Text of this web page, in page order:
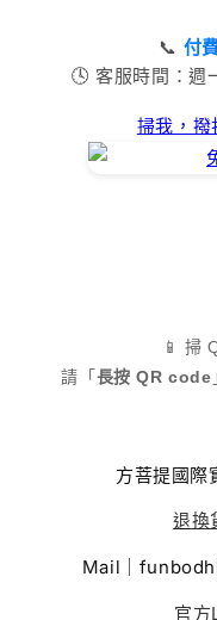
📞 付
🕓 客服時間：週
掃我，撥
📱 掃
請「長按 QR code
方菩提國
退換
Mail｜
官